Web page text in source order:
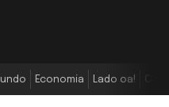
Economia Lado oa!